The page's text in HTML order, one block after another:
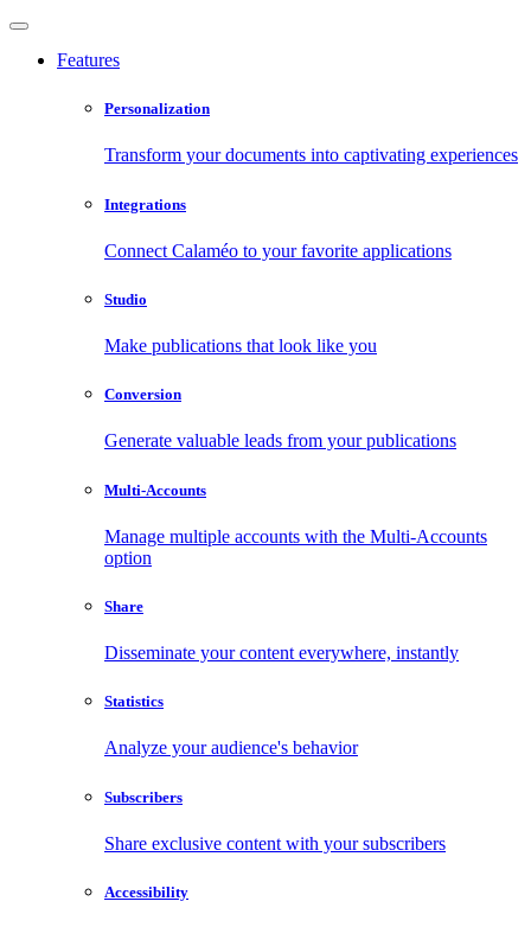
Features
Personalization
Transform your documents into captivating experiences
Integrations
Connect Calaméo to your favorite applications
Studio
Make publications that look like you
Conversion
Generate valuable leads from your publications
Multi-Accounts
Manage multiple accounts with the Multi-Accounts
option
Share
Disseminate your content everywhere, instantly
Statistics
Analyze your audience's behavior
Subscribers
Share exclusive content with your subscribers
Accessibility